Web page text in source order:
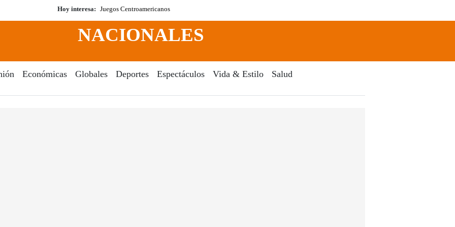
Hoy interesa: Juegos Centroamericanos
Search
NACIONALES
Económicas Globales Deportes Espectáculos Vida & Estilo Salud